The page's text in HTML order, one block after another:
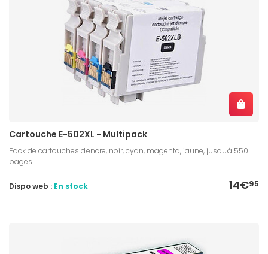
Cartouche E-502XL - Multipack
Pack de cartouches d'encre, noir, cyan, magenta, jaune, jusqu'à 550
pages
14€95
Dispo web : En stock